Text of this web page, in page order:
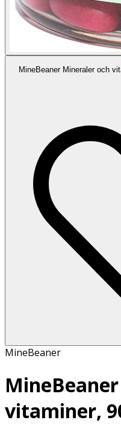
MineBeaner Mineraler och
MineBeaner
vitaminer,